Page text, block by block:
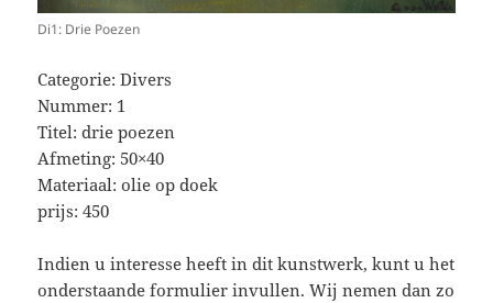
Di1: Drie Poezen
Categorie: Divers
Nummer: 1
Titel: drie poezen
Afmeting: 50×40
Materiaal: olie op doek
prijs: 450
Indien u interesse heeft in dit kunstwerk, kunt u het
onderstaande formulier invullen. Wij nemen dan zo